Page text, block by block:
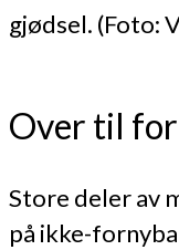
gjødsel. (Foto:
Over til
Store deler av
på ikke-